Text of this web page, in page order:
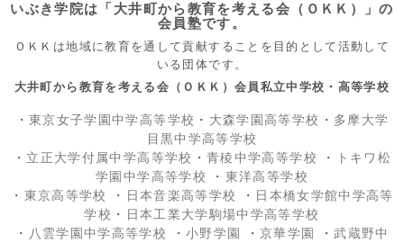
いぶき学院は「大井町から教育を考える会（ＯＫＫ）」の
会員塾です。
ＯＫＫは地域に教育を通して貢献することを目的として活動して
いる団体です。
大井町から教育を考える会（ＯＫＫ）会員私立中学校・高等学校
・ 東京女子学園中学高等学校 ・ 大森学園高等学校 ・ 多摩大学
目黒中学高等学校
・ 立正大学付属中学高等学校 ・ 青稜中学高等学校 ・
トキワ松
学園中学高等学校
・ 東洋高等学校
・ 東京高等学校 ・ 日本音楽高等学校 ・ 日本橋女学館中学高等
学校 ・
日本工業大学駒場中学高等学校
・ 八雲学園中学高等学校 ・ 小野学園 ・京華学園 ・武蔵野中